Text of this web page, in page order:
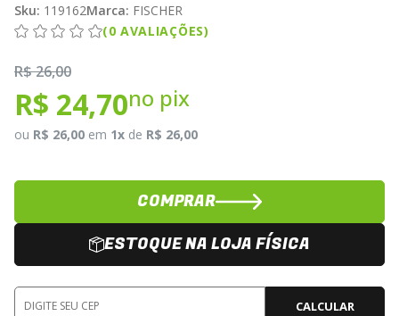
Sku: 119162Marca: FISCHER
(0 AVALIAÇÕES)
R$ 26,00
R$ 24,70no pix
ou R$ 26,00 em 1x de R$ 26,00
COMPRAR
ESTOQUE NA LOJA FÍSICA
CALCULAR